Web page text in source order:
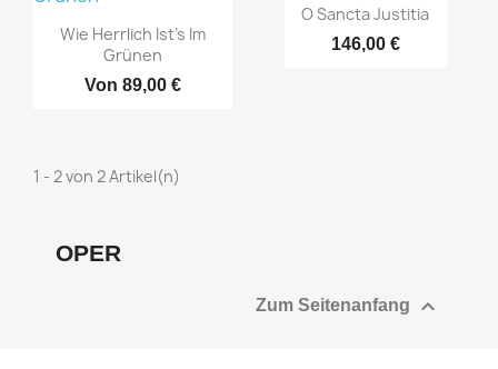
Wie Herrlich Ist's Im
Grünen
Von 89,00 €
O Sancta Justitia
146,00 €
1 - 2 von 2 Artikel(n)
OPER
Zum Seitenanfang 